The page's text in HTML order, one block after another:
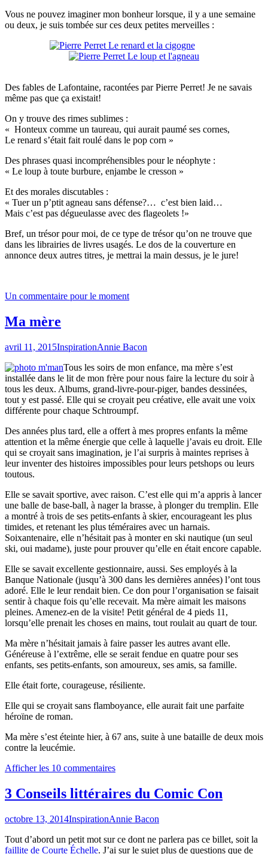
Vous ne pouvez imaginer mon bonheur lorsque, il y a une semaine
ou deux, je suis tombée sur ces deux petites merveilles :
Des fables de Lafontaine, racontées par Pierre Perret! Je ne savais
même pas que ça existait!
On y trouve des rimes sublimes :
« Honteux comme un taureau, qui aurait paumé ses cornes,
Le renard s’était fait roulé dans le pop corn »
Des phrases quasi incompréhensibles pour le néophyte :
« Le loup à toute burbure, enjambe le cresson »
Et des morales discutables :
« Tuer un p’ptit agneau sans défense?… c’est bien laid…
Mais c’est pas dégueulasse avec des flageolets !»
Bref, un trésor pour moi, de ce type de trésor qu’on ne trouve que
dans les librairies de livres usagés. Le dos de la couverture en
annonce deux autres titres, je mettrai la main dessus, je le jure!
Un commentaire pour le moment
Ma mère
avril 11, 2015InspirationAnnie Bacon
Tous les soirs de mon enfance, ma mère s’est
installée dans le lit de mon frère pour nous faire la lecture du soir à
tous les deux. Albums, grand-livre-pour-piger, bandes dessinées,
tout y est passé. Elle qui se croyait peu créative, elle avait une voix
différente pour chaque Schtroumpf.
Des années plus tard, elle a offert à mes propres enfants la même
attention et la même énergie que celle à laquelle j’avais eu droit. Elle
qui se croyait sans imagination, je l’ai surpris à maintes reprises à
leur inventer des histoires impossibles pour leurs petshops ou leurs
toutous.
Elle se savait sportive, avec raison. C’est elle qui m’a appris à lancer
une balle de base-ball, à nager la brasse, à plonger du tremplin. Elle
a montré à trois de ses petits-enfants à skier, encourageant les plus
timides, et retenant les plus téméraires avec un harnais.
Soixantenaire, elle n’hésitait pas à monter en ski nautique (un seul
ski, oui madame), juste pour prouver qu’elle en était encore capable.
Elle se savait excellente gestionnaire, aussi. Ses employés à la
Banque Nationale (jusqu’à 300 dans les dernières années) l’ont tous
adoré. Elle le leur rendait bien. Ce don pour l’organisation se faisait
sentir à chaque fois qu’elle recevait. Ma mère aimait les maisons
pleines. Amenez-en de la visite! Petit général de 4 pieds 11,
lorsqu’elle prenait les choses en mains, tout roulait au quart de tour.
Ma mère n’hésitait jamais à faire passer les autres avant elle.
Généreuse à l’extrême, elle se serait fendue en quatre pour ses
enfants, ses petits-enfants, son amoureux, ses amis, sa famille.
Elle était forte, courageuse, résiliente.
Elle qui se croyait sans flamboyance, elle aurait fait une parfaite
héroïne de roman.
Ma mère s’est éteinte hier, à 67 ans, suite à une bataille de deux mois
contre la leucémie.
Afficher les 10 commentaires
3 Conseils littéraires du Comic Con
octobre 13, 2014InspirationAnnie Bacon
Tout d’abord un petit mot sur ce dont ne parlera pas ce billet, soit la
faillite de Courte Échelle. J’ai sur le sujet plus de questions que de